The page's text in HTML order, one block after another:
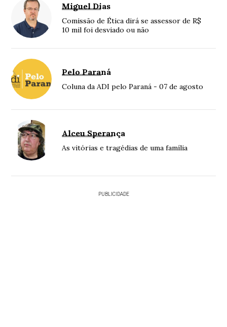
Miguel Dias
Comissão de Ética dirá se assessor de R$
10 mil foi desviado ou não
Pelo Paraná
Coluna da ADI pelo Paraná - 07 de agosto
Alceu Sperança
As vitórias e tragédias de uma família
PUBLICIDADE